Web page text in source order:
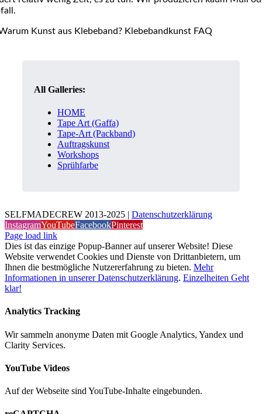
All Galleries:
HOME
Tape Art (Gaffa)
Tape-Art (Packband)
Auftragskunst
Workshops
Sprühfarbe
SELFMADECREW 2013-2025 | Datenschutzerklärung
InstagramYouTubeFacebookPinterest
Page load link
Dies ist das einzige Popup-Banner auf unserer Website! Diese
Website verwendet Cookies und Dienste von Drittanbietern, um
Ihnen die bestmögliche Nutzererfahrung zu bieten. Mehr
Informationen in unserer Datenschutzerklärung. Einzelheiten Geht
klar!
Analytics Tracking
Wir sammeln anonyme Daten mit Google Analytics, Yandex und
Clarity Services.
YouTube Videos
Auf der Webseite sind YouTube-Inhalte eingebunden.